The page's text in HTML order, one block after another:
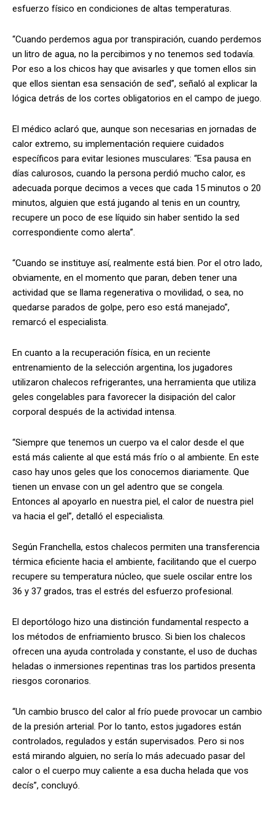
esfuerzo físico en condiciones de altas temperaturas.
“Cuando perdemos agua por transpiración, cuando perdemos
un litro de agua, no la percibimos y no tenemos sed todavía.
Por eso a los chicos hay que avisarles y que tomen ellos sin
que ellos sientan esa sensación de sed”, señaló al explicar la
lógica detrás de los cortes obligatorios en el campo de juego.
El médico aclaró que, aunque son necesarias en jornadas de
calor extremo, su implementación requiere cuidados
específicos para evitar lesiones musculares: “Esa pausa en
días calurosos, cuando la persona perdió mucho calor, es
adecuada porque decimos a veces que cada 15 minutos o 20
minutos, alguien que está jugando al tenis en un country,
recupere un poco de ese líquido sin haber sentido la sed
correspondiente como alerta”.
“Cuando se instituye así, realmente está bien. Por el otro lado,
obviamente, en el momento que paran, deben tener una
actividad que se llama regenerativa o movilidad, o sea, no
quedarse parados de golpe, pero eso está manejado”,
remarcó el especialista.
En cuanto a la recuperación física, en un reciente
entrenamiento de la selección argentina, los jugadores
utilizaron chalecos refrigerantes, una herramienta que utiliza
geles congelables para favorecer la disipación del calor
corporal después de la actividad intensa.
“Siempre que tenemos un cuerpo va el calor desde el que
está más caliente al que está más frío o al ambiente. En este
caso hay unos geles que los conocemos diariamente. Que
tienen un envase con un gel adentro que se congela.
Entonces al apoyarlo en nuestra piel, el calor de nuestra piel
va hacia el gel”, detalló el especialista.
Según Franchella, estos chalecos permiten una transferencia
térmica eficiente hacia el ambiente, facilitando que el cuerpo
recupere su temperatura núcleo, que suele oscilar entre los
36 y 37 grados, tras el estrés del esfuerzo profesional.
El deportólogo hizo una distinción fundamental respecto a
los métodos de enfriamiento brusco. Si bien los chalecos
ofrecen una ayuda controlada y constante, el uso de duchas
heladas o inmersiones repentinas tras los partidos presenta
riesgos coronarios.
“Un cambio brusco del calor al frío puede provocar un cambio
de la presión arterial. Por lo tanto, estos jugadores están
controlados, regulados y están supervisados. Pero si nos
está mirando alguien, no sería lo más adecuado pasar del
calor o el cuerpo muy caliente a esa ducha helada que vos
decís”, concluyó.